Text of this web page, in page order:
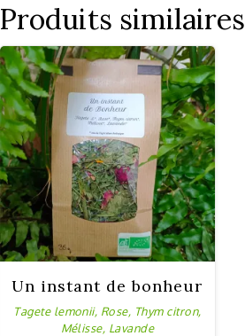
Produits similaires
Un instant de bonheur
Tagete lemonii, Rose, Thym citron,
Mélisse, Lavande